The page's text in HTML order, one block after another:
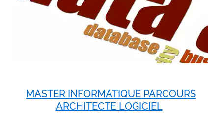
MASTER INFORMATIQUE PARCOURS
ARCHITECTE LOGICIEL